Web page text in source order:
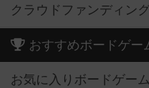
クラウドファンディン
おすすめボードゲー
お気に入りボードゲー